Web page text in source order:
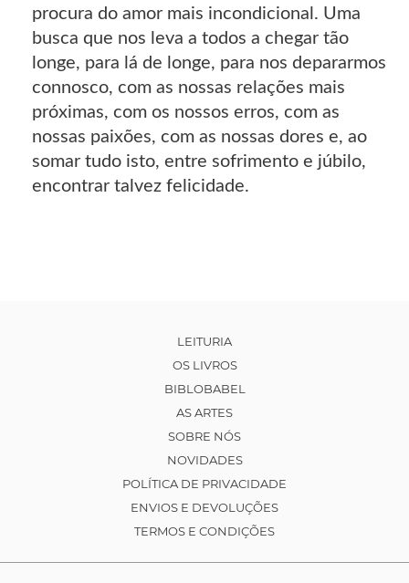
procura do amor mais incondicional. Uma
busca que nos leva a todos a chegar tão
longe, para lá de longe, para nos depararmos
connosco, com as nossas relações mais
próximas, com os nossos erros, com as
nossas paixões, com as nossas dores e, ao
somar tudo isto, entre sofrimento e júbilo,
encontrar talvez felicidade.
LEITURIA
OS LIVROS
BIBLOBABEL
AS ARTES
SOBRE NÓS
NOVIDADES
POLÍTICA DE PRIVACIDADE
ENVIOS E DEVOLUÇÕES
TERMOS E CONDIÇÕES